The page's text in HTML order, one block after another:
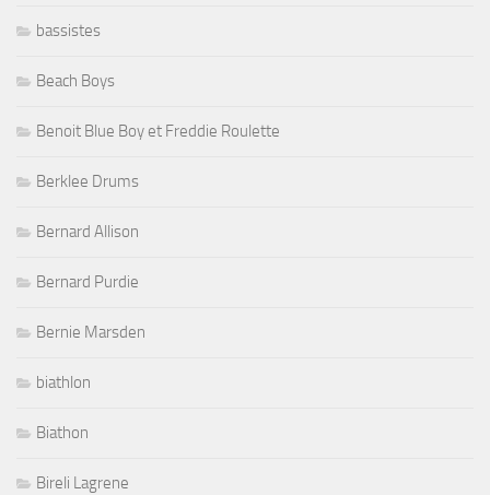
bassistes
Beach Boys
Benoit Blue Boy et Freddie Roulette
Berklee Drums
Bernard Allison
Bernard Purdie
Bernie Marsden
biathlon
Biathon
Bireli Lagrene